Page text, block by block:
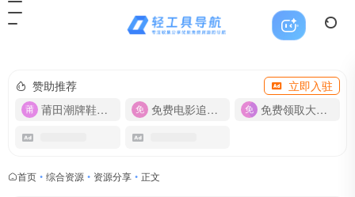
赞助推荐
立即入驻
莆田潮牌鞋服-货源
免费电影追剧APP 免费领取大流量卡【500G】
首页 • 综合资源 • 资源分享 • 正文